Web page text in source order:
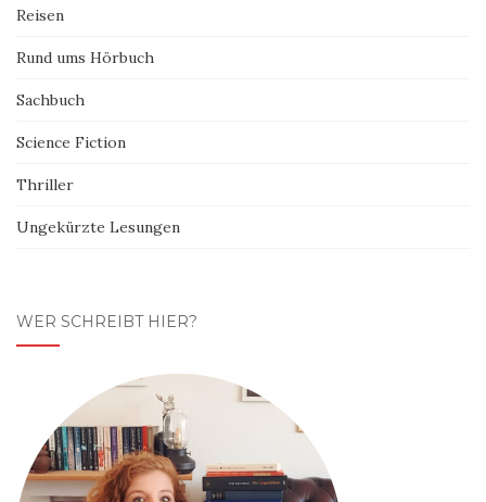
Reisen
Rund ums Hörbuch
Sachbuch
Science Fiction
Thriller
Ungekürzte Lesungen
WER SCHREIBT HIER?